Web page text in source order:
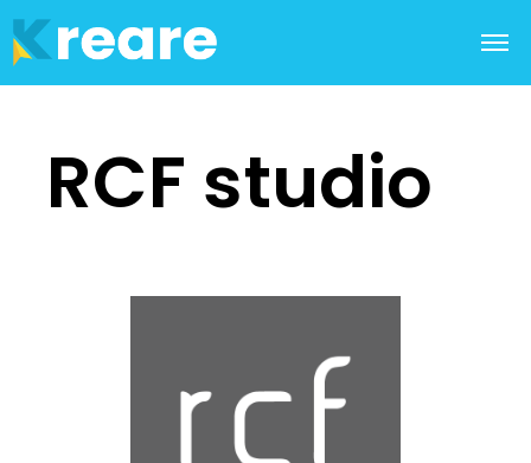
RCF studio